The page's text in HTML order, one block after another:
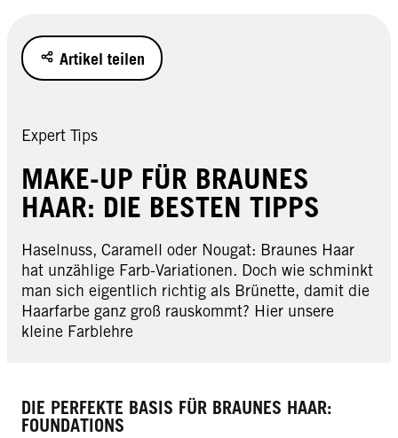
Artikel teilen
Expert Tips
MAKE-UP FÜR BRAUNES
HAAR: DIE BESTEN TIPPS
Haselnuss, Caramell oder Nougat: Braunes Haar
hat unzählige Farb-Variationen. Doch wie schminkt
man sich eigentlich richtig als Brünette, damit die
Haarfarbe ganz groß rauskommt? Hier unsere
kleine Farblehre
DIE PERFEKTE BASIS FÜR BRAUNES HAAR:
FOUNDATIONS